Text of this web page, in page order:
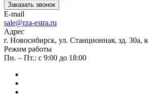
Заказать звонок
E-mail
sale@rza-estra.ru
Адрес
г. Новосибирск, ул. Станционная, зд. 30а,
Режим работы
Пн. – Пт.: с 9:00 до 18:00